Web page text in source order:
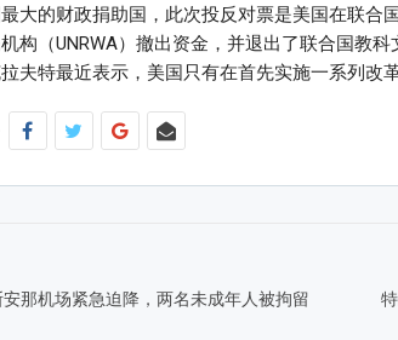
大的财政捐助国，此次投反对票是美国在联合
构（UNRWA）撤出资金，并退出了联合国教
夫特最近表示，美国只有在首先实施一系列改
那机场紧急迫降，两名未成年人被拘留